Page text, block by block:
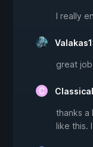
I really
great
thanks a
like this.